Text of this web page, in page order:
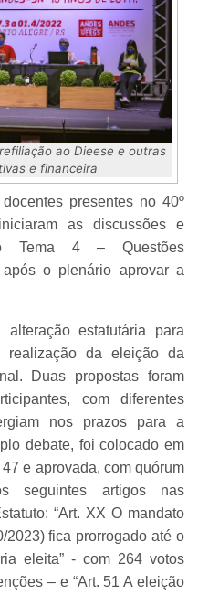
ao Dieese e outras
e financeira
presentes no 40º
as discussões e
Tema 4 – Questões
o plenário aprovar a
estatutária para
da eleição da
Duas propostas foram
com diferentes
nos prazos para a
debate, foi colocado em
e aprovada, com quórum
seguintes artigos nas
“Art. XX O mandato
2023) fica prorrogado até o
eleita” - com 264 votos
– e “Art. 51 A eleição